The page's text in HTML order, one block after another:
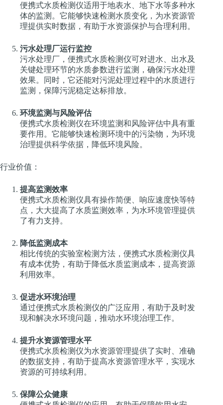
便携式水质检测仪适用于地表水、地下水等多种水
体的监测。它能够快速检测水质变化，为水资源管
理提供实时数据，有助于水资源保护与合理利用。
污水处理厂运行监控
污水处理厂，便携式水质检测仪可对进水、出水及
关键处理环节的水质参数进行监测，确保污水处理
效果。同时，它还能对污泥处理过程中的水质进行
监测，保障污泥稳定达标排放。
环境监测与风险评估
便携式水质检测仪在环境监测和风险评估中具有重
要作用。它能够快速检测环境中的污染物，为环境
治理提供科学依据，降低环境风险。
行业价值：
提高监测效率
便携式水质检测仪具有操作简便、响应速度快等特
点，大大提高了水质监测效率，为水环境管理提供
了有力支持。
降低监测成本
相比传统的实验室检测方法，便携式水质检测仪具
有成本优势，有助于降低水质监测成本，提高资源
利用效率。
促进水环境治理
通过便携式水质检测仪的广泛应用，有助于及时发
现和解决水环境问题，推动水环境治理工作。
提升水资源管理水平
便携式水质检测仪为水资源管理提供了实时、准确
的数据支持，有助于提高水资源管理水平，实现水
资源的可持续利用。
保障公众健康